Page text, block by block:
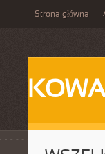
Strona główna